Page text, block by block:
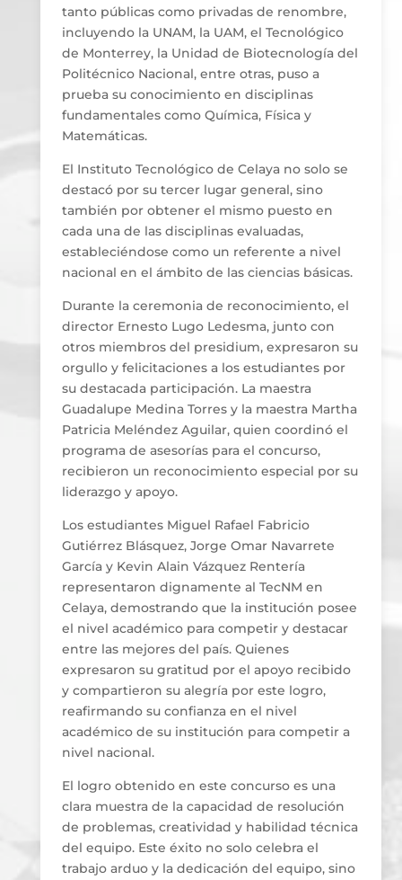
tanto públicas como privadas de renombre,
incluyendo la UNAM, la UAM, el Tecnológico
de Monterrey, la Unidad de Biotecnología del
Politécnico Nacional, entre otras, puso a
prueba su conocimiento en disciplinas
fundamentales como Química, Física y
Matemáticas.
El Instituto Tecnológico de Celaya no solo se
destacó por su tercer lugar general, sino
también por obtener el mismo puesto en
cada una de las disciplinas evaluadas,
estableciéndose como un referente a nivel
nacional en el ámbito de las ciencias básicas.
Durante la ceremonia de reconocimiento, el
director Ernesto Lugo Ledesma, junto con
otros miembros del presidium, expresaron su
orgullo y felicitaciones a los estudiantes por
su destacada participación. La maestra
Guadalupe Medina Torres y la maestra Martha
Patricia Meléndez Aguilar, quien coordinó el
programa de asesorías para el concurso,
recibieron un reconocimiento especial por su
liderazgo y apoyo.
Los estudiantes Miguel Rafael Fabricio
Gutiérrez Blásquez, Jorge Omar Navarrete
García y Kevin Alain Vázquez Rentería
representaron dignamente al TecNM en
Celaya, demostrando que la institución posee
el nivel académico para competir y destacar
entre las mejores del país. Quienes
expresaron su gratitud por el apoyo recibido
y compartieron su alegría por este logro,
reafirmando su confianza en el nivel
académico de su institución para competir a
nivel nacional.
El logro obtenido en este concurso es una
clara muestra de la capacidad de resolución
de problemas, creatividad y habilidad técnica
del equipo. Este éxito no solo celebra el
trabajo arduo y la dedicación del equipo, sino